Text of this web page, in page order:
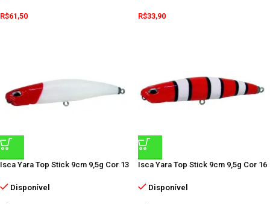
R$61,50 R$33,90
Isca Yara Top Stick 9cm 9,5g Cor 13
Disponível
Isca Yara Top Stick 9cm 9,5g Cor 16
Disponível